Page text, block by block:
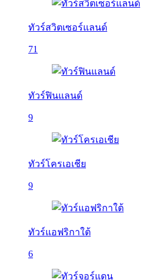
ทัวร์สวิตเซอร์แลนด์
71
ทัวร์ฟินแลนด์
9
ทัวร์โครเอเชีย
9
ทัวร์แอฟริกาใต้
6